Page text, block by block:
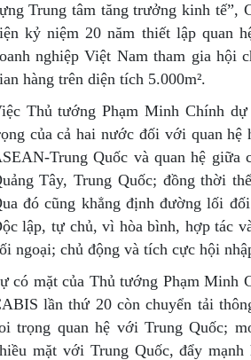
Trung tâm tăng trưởng kinh tế”,
kỷ niệm 20 năm thiết lập quan
nghiệp Việt Nam tham gia hội
hàng trên diện tích 5.000m².
Thủ tướng Phạm Minh Chính
của cả hai nước đối với quan
Trung Quốc và quan hệ
Tây, Trung Quốc; đồng thời
đó cũng khẳng định đường lối
lập, tự chủ, vì hòa bình, hợp tác
ngoại; chủ động và tích cực hội
có mặt của Thủ tướng Phạm Minh
lần thứ 20 còn chuyển tải
trọng quan hệ với Trung Quốc;
mặt với Trung Quốc, đẩy